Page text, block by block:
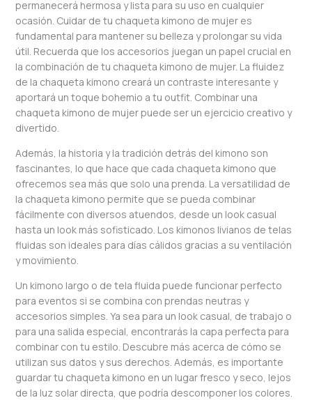
permanecerá hermosa y lista para su uso en cualquier
ocasión. Cuidar de tu chaqueta kimono de mujer es
fundamental para mantener su belleza y prolongar su vida
útil. Recuerda que los accesorios juegan un papel crucial en
la combinación de tu chaqueta kimono de mujer. La fluidez
de la chaqueta kimono creará un contraste interesante y
aportará un toque bohemio a tu outfit. Combinar una
chaqueta kimono de mujer puede ser un ejercicio creativo y
divertido.
Además, la historia y la tradición detrás del kimono son
fascinantes, lo que hace que cada chaqueta kimono que
ofrecemos sea más que solo una prenda. La versatilidad de
la chaqueta kimono permite que se pueda combinar
fácilmente con diversos atuendos, desde un look casual
hasta un look más sofisticado. Los kimonos livianos de telas
fluidas son ideales para días cálidos gracias a su ventilación
y movimiento.
Un kimono largo o de tela fluida puede funcionar perfecto
para eventos si se combina con prendas neutras y
accesorios simples. Ya sea para un look casual, de trabajo o
para una salida especial, encontrarás la capa perfecta para
combinar con tu estilo. Descubre más acerca de cómo se
utilizan sus datos y sus derechos. Además, es importante
guardar tu chaqueta kimono en un lugar fresco y seco, lejos
de la luz solar directa, que podría descomponer los colores.